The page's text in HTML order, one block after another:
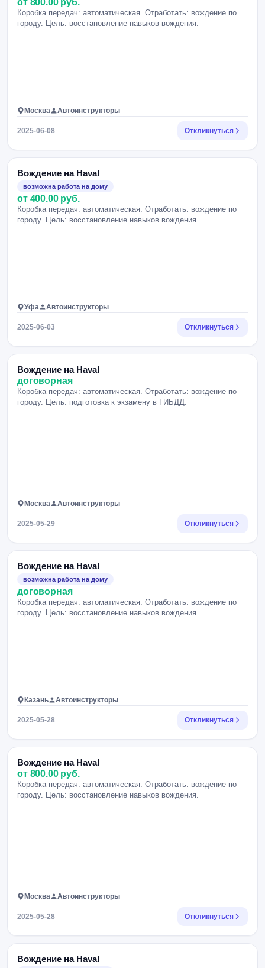
от 800.00 руб.
Коробка передач: автоматическая. Отработать: вождение по
городу. Цель: восстановление навыков вождения.
Москва Автоинструкторы
2025-06-08 Откликнуться
Вождение на Haval
возможна работа на дому
от 400.00 руб.
Коробка передач: автоматическая. Отработать: вождение по
городу. Цель: восстановление навыков вождения.
Уфа Автоинструкторы
2025-06-03 Откликнуться
Вождение на Haval
договорная
Коробка передач: автоматическая. Отработать: вождение по
городу. Цель: подготовка к экзамену в ГИБДД.
Москва Автоинструкторы
2025-05-29 Откликнуться
Вождение на Haval
возможна работа на дому
договорная
Коробка передач: автоматическая. Отработать: вождение по
городу. Цель: восстановление навыков вождения.
Казань Автоинструкторы
2025-05-28 Откликнуться
Вождение на Haval
от 800.00 руб.
Коробка передач: автоматическая. Отработать: вождение по
городу. Цель: восстановление навыков вождения.
Москва Автоинструкторы
2025-05-28 Откликнуться
Вождение на Haval